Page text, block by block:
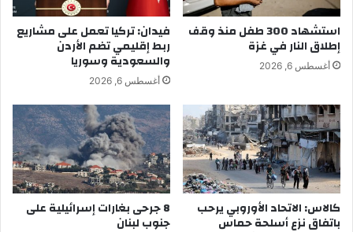
استشهاد 300 طفل منذ وقف
إطلاق النار في غزة
أغسطس 6, 2026
فيدان: تركيا تعمل على مشاريع
ربط إقليمي تضم الأردن
والسعودية وسوريا
أغسطس 6, 2026
كالاس: الاتحاد الأوروبي يرحب
باتفاق نزع أسلحة حماس
8 جرحى بغارات إسرائيلية على
جنوب لبنان